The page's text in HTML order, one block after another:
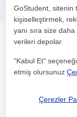
yaşlarına uygun
GoStudent, sitenin
kişiselleştirmek,
yanı sıra size
verileri depolar.
"Kabul Et"
etmiş olursunuz
Çerezler